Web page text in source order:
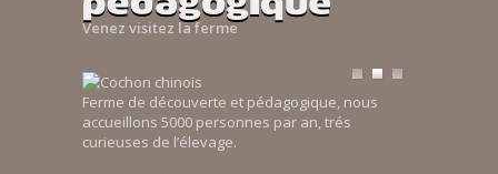
Venez visitez la ferme
Ferme de découverte et pédagogique, nous
accueillons 5000 personnes par an, trés
curieuses de l’élevage.